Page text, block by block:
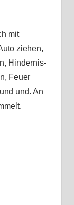
mit
ziehen,
Hindernis-
Feuer
und. An